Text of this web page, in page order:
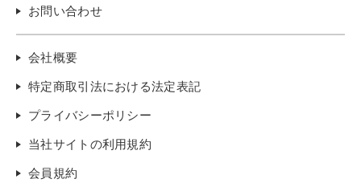
お問い合わせ
会社概要
特定商取引法における法定表記
プライバシーポリシー
当社サイトの利用規約
会員規約